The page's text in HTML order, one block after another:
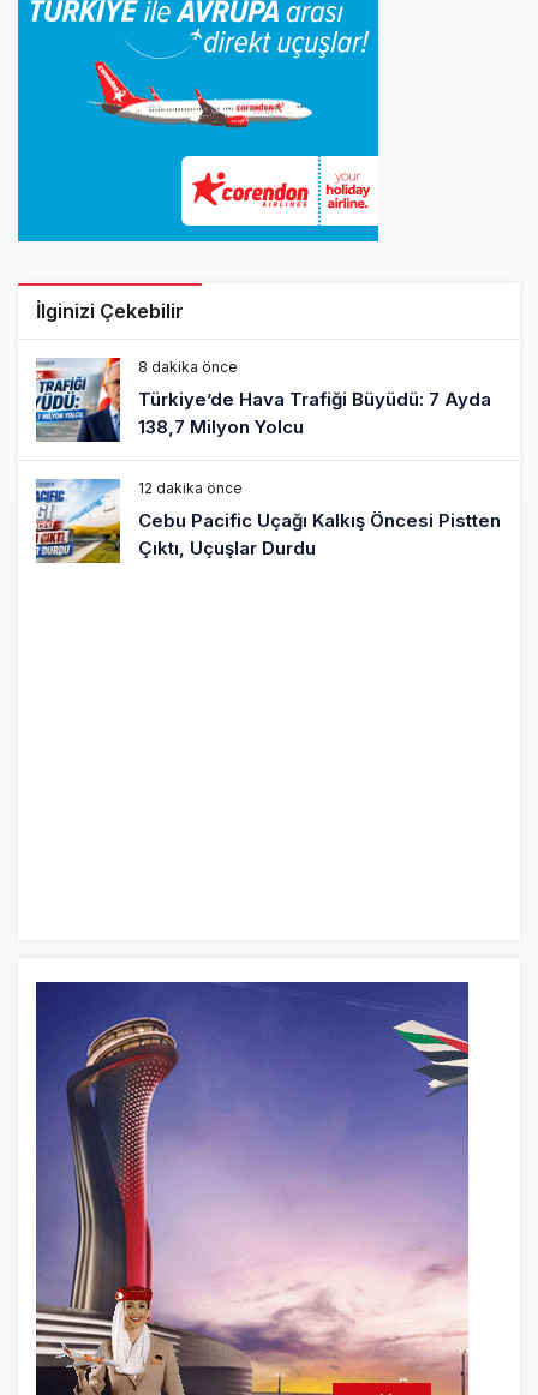
İlginizi Çekebilir
8 dakika önce
Türkiye’de Hava Trafiği Büyüdü: 7 Ayda
138,7 Milyon Yolcu
12 dakika önce
Cebu Pacific Uçağı Kalkış Öncesi Pistten
Çıktı, Uçuşlar Durdu